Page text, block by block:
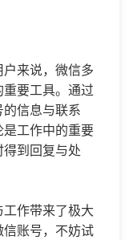
来说，微信多
要工具。通过
信息与联系
工作中的重要
到回复与处
作带来了极大
账号，不妨试